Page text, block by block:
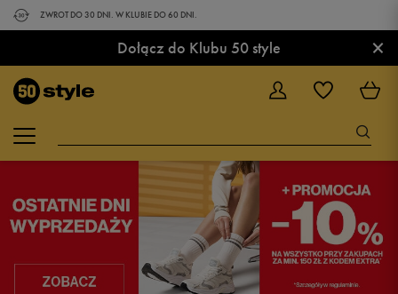
ZWROT DO 30 DNI. W KLUBIE DO 60 DNI.
Dołącz do Klubu 50 style ×